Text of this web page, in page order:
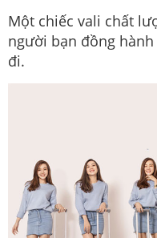
Một chiếc vali chất
người bạn đồng
đi.